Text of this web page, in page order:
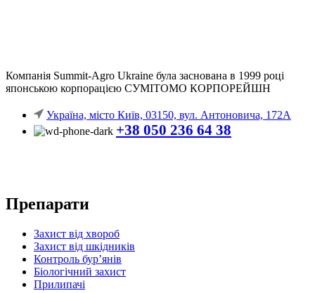
Компанія Summit-Agro Ukraine була заснована в 1999 році
японською корпорацією СУМІТОМО КОРПОРЕЙШН
Україна, місто Київ, 03150, вул. Антоновича, 172А
+38 050 236 64 38
Препарати
Захист від хвороб
Захист від шкідників
Контроль бур’янів
Біологічний захист
Прилипачі